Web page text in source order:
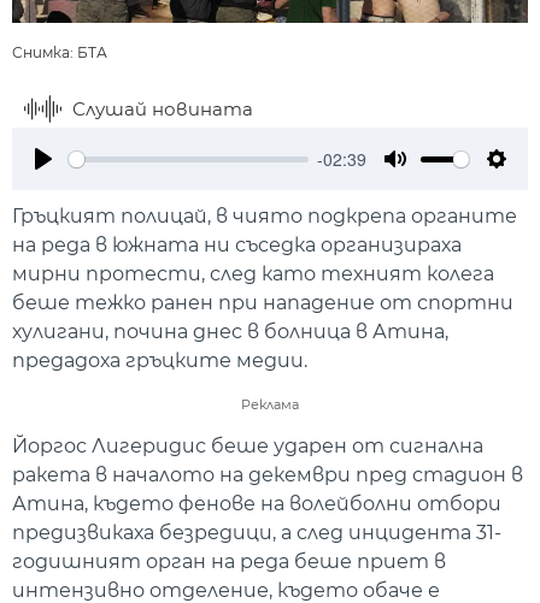
Снимка: БТА
Слушай новината
-02:39
Гръцкият полицай, в чиято подкрепа органите
на реда в южната ни съседка организираха
мирни протести, след като техният колега
беше тежко ранен при нападение от спортни
хулигани, почина днес в болница в Атина,
предадоха гръцките медии.
Реклама
Йоргос Лигеридис беше ударен от сигнална
ракета в началото на декември пред стадион в
Атина, където фенове на волейболни отбори
предизвикаха безредици, а след инцидента 31-
годишният орган на реда беше приет в
интензивно отделение, където обаче е